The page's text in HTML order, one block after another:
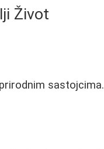
Život
sastojcima.